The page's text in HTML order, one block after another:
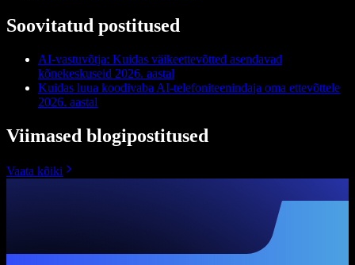
Soovitatud postitused
AI-vastuvõtja: Kuidas väikeettevõtted asendavad
kõnekeskuseid 2026. aastal
Kuidas luua koodivaba AI-telefoniteenindaja oma ettevõttele
2026. aastal
Viimased blogipostitused
Vaata kõiki